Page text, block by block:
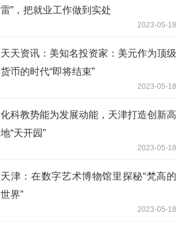
雷”，把就业工作做到实处
2023-05-18
天天资讯：美知名投资家：美元作为顶级
货币的时代“即将结束”
2023-05-18
化科教势能为发展动能，天津打造创新高
地“天开园”
2023-05-18
天津：在数字艺术博物馆里探秘“梵高的
世界”
2023-05-18